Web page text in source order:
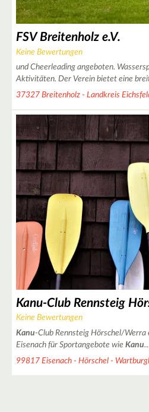
FSV Breitenholz e.V.
Keine Bewertungen
und Cheerleading angeboten.
Aktivitäten. Der Verein bietet eine
37327 Breitenholz - Landkreis
Kanu-Club Rennsteig
Keine Bewertungen
Kanu-Club Rennsteig Hörschel/Werra
Eisenach für Sportangebote wie Kanu…
99817 Eisenach - Hörschel -